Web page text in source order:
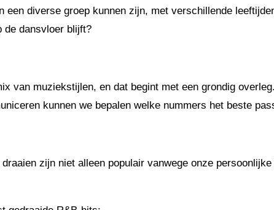
een diverse groep kunnen zijn, met verschillende
de dansvloer blijft?
van muziekstijlen, en dat begint met een grondig
kunnen we bepalen welke nummers het beste
zijn niet alleen populair vanwege onze